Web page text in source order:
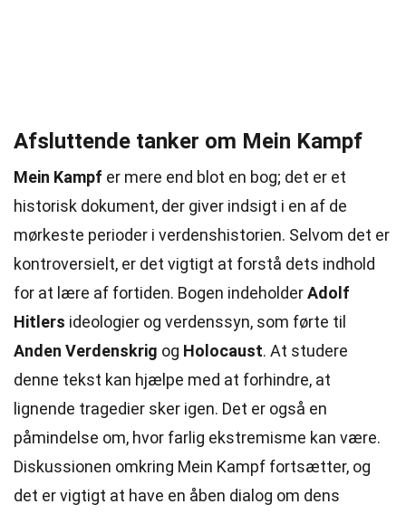
Afsluttende tanker om Mein Kampf
Mein Kampf er mere end blot en bog; det er et
historisk dokument, der giver indsigt i en af de
mørkeste perioder i verdenshistorien. Selvom det er
kontroversielt, er det vigtigt at forstå dets indhold
for at lære af fortiden. Bogen indeholderAdolf
Hitlers ideologier og verdenssyn, som førte til
Anden Verdenskrig og Holocaust. At studere
denne tekst kan hjælpe med at forhindre, at
lignende tragedier sker igen. Det er også en
påmindelse om, hvor farlig ekstremisme kan være.
Diskussionen omkring Mein Kampf fortsætter, og
det er vigtigt at have en åben dialog om dens